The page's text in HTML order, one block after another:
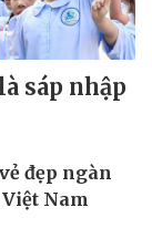
sáp nhập
đẹp ngàn
Nam